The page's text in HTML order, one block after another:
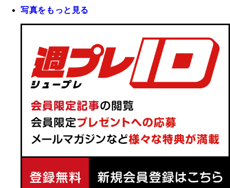
写真をもっと見る